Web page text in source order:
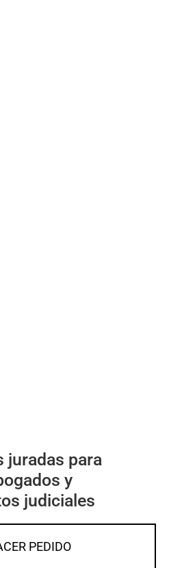
juradas para
y
judiciales
PEDIDO